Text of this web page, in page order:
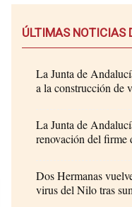
ÚLTIMAS NOTICIAS
La Junta de
a la construcción de
La Junta de
renovación del firme
Dos Hermanas
virus del Nilo tras